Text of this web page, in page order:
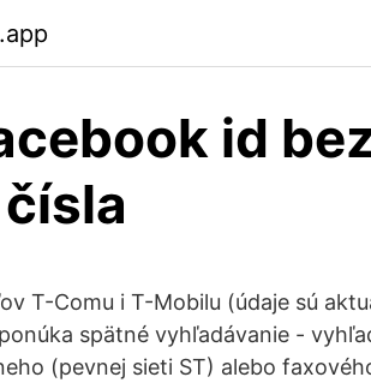
id
T-Comu i T-Mobilu (údaje sú
spätné vyhľadávanie -
(pevnej sieti ST) alebo